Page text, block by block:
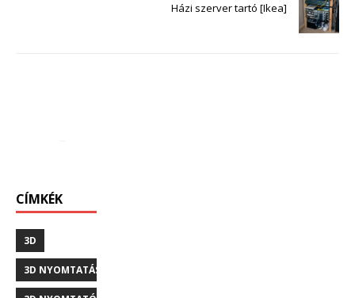
Házi szerver tartó [Ikea]
CÍMKÉK
3D
3D NYOMTATÁS